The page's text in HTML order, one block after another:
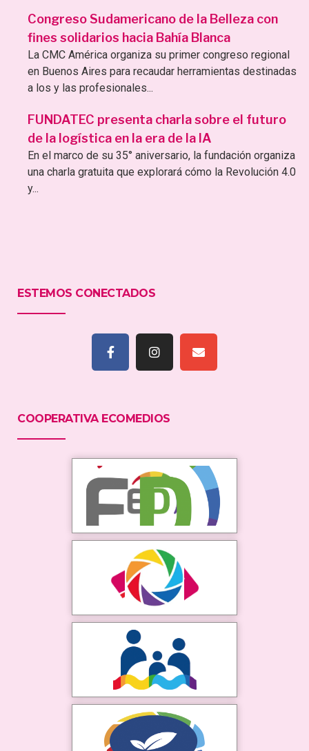
Congreso Sudamericano de la Belleza con
fines solidarios hacia Bahía Blanca
La CMC América organiza su primer congreso regional
en Buenos Aires para recaudar herramientas destinadas
a los y las profesionales...
FUNDATEC presenta charla sobre el futuro
de la logística en la era de la IA
En el marco de su 35° aniversario, la fundación organiza
una charla gratuita que explorará cómo la Revolución 4.0
y...
ESTEMOS CONECTADOS
COOPERATIVA ECOMEDIOS